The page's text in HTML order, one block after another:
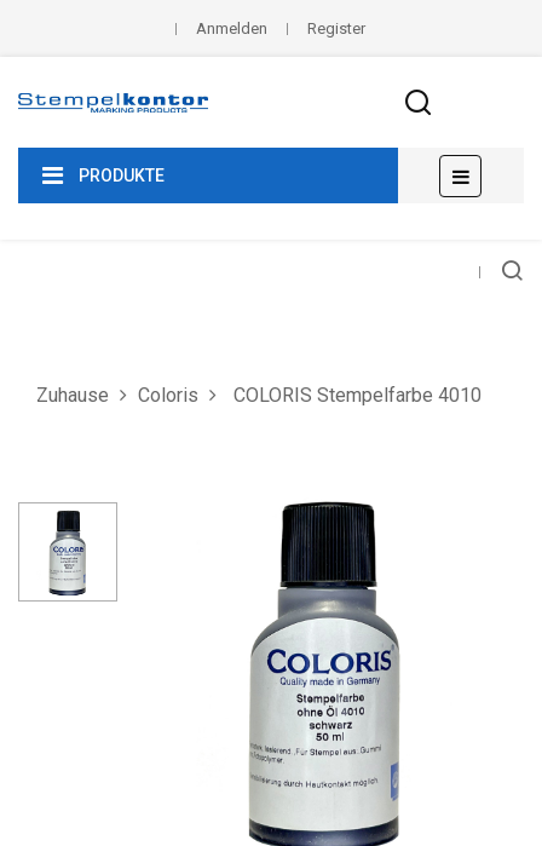
Anmelden Register
PRODUKTE
der
☰
Zuhause Coloris COLORIS Stempelfarbe 4010